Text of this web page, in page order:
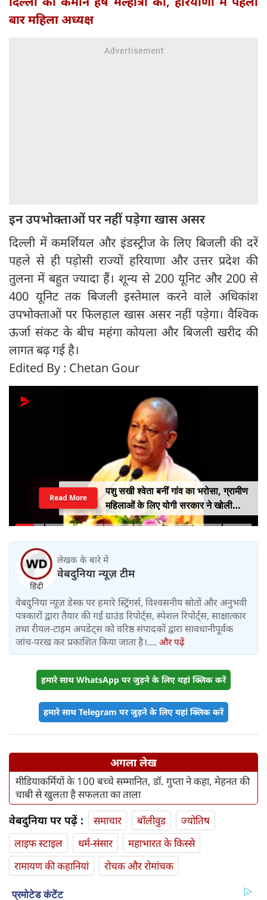
बार महिला अध्यक्ष
इन उपभोक्ताओं पर नहीं पड़ेगा खास असर
दिल्ली में कमर्शियल और इंडस्ट्रीज के लिए बिजली की दरें
पहले से ही पड़ोसी राज्यों हरियाणा और उत्तर प्रदेश की
तुलना में बहुत ज्यादा हैं। शून्‍य से 200 यूनिट और 200 से
400 यूनिट तक बिजली इस्तेमाल करने वाले अधिकांश
उपभोक्ताओं पर फिलहाल खास असर नहीं पड़ेगा। वैश्विक
ऊर्जा संकट के बीच महंगा कोयला और बिजली खरीद की
लागत बढ़ गई है।
Edited By : Chetan Gour
पशु सखी श्वेता बनीं गांव का भरोसा, ग्रामीण
महिलाओं के लिए योगी सरकार ने खोली
आत्मनिर्भरता की राह
Read More
लेखक के बारे में
वेबदुनिया न्यूज़ टीम
वेबदुनिया न्यूज़ डेस्क पर हमारे स्ट्रिंगर्स, विश्वसनीय स्रोतों और अनुभवी
पत्रकारों द्वारा तैयार की गई ग्राउंड रिपोर्ट्स, स्पेशल रिपोर्ट्स, साक्षात्कार
तथा रीयल-टाइम अपडेट्स को वरिष्ठ संपादकों द्वारा सावधानीपूर्वक
जांच-परख कर प्रकाशित किया जाता है।.... और पढ़ें
हमारे साथ WhatsApp पर जुड़ने के लिए यहां क्लिक करें
हमारे साथ Telegram पर जुड़ने के लिए यहां क्लिक करें
अगला लेख
मीडियाकर्मियों के 100 बच्चे सम्मानित, डॉ. गुप्ता ने कहा, मेहनत की
चाबी से खुलता है सफलता का ताला
वेबदुनिया पर पढ़ें : समाचार बॉलीवुड
ज्योतिष
लाइफ स्‍टाइल
धर्म-संसार
महाभारत के किस्से
रामायण की कहानियां
रोचक और रोमांचक